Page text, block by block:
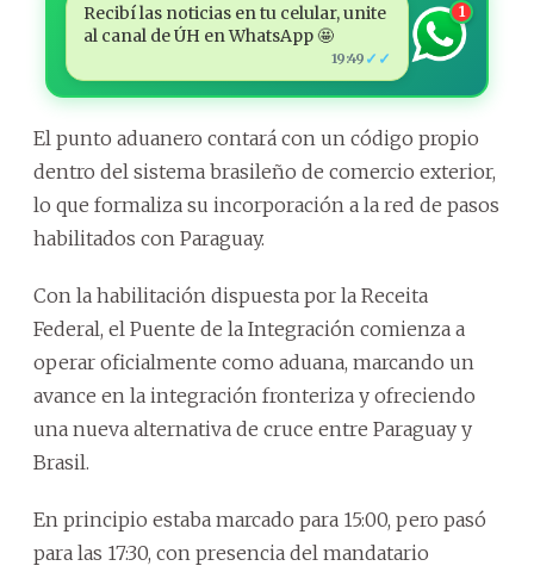
Recibí las noticias en tu celular, unite
al canal de ÚH en WhatsApp 🤩
19:49 ✓✓
1
El punto aduanero contará con un código propio
dentro del sistema brasileño de comercio exterior,
lo que formaliza su incorporación a la red de pasos
habilitados con Paraguay.
Con la habilitación dispuesta por la Receita
Federal, el Puente de la Integración comienza a
operar oficialmente como aduana, marcando un
avance en la integración fronteriza y ofreciendo
una nueva alternativa de cruce entre Paraguay y
Brasil.
En principio estaba marcado para 15:00, pero pasó
para las 17:30, con presencia del mandatario